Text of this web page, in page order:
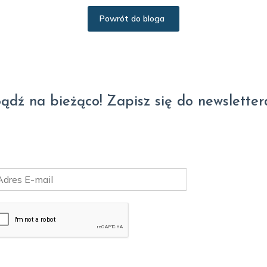
Powrót do bloga
na bieżąco! Zapisz się do